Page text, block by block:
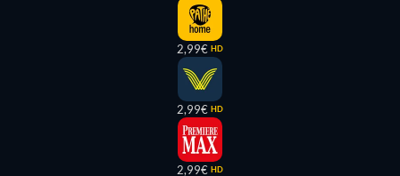
2,99€ HD
2,99€ HD
2,99€ HD